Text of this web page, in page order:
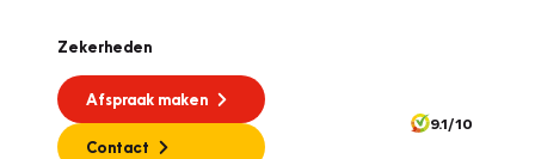
Zekerheden
Afspraak maken
Contact
9.1/10